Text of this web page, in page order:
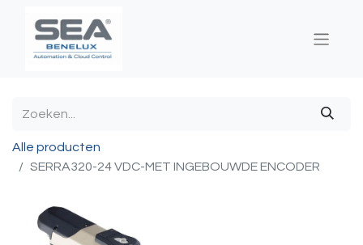
Alle producten
SERRA320-24 VDC-MET INGEBOUWDE ENCODER